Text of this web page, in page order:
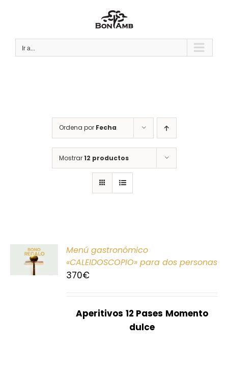
Ir a...
Ordena por Fecha
Mostrar12 productos
Menú gastronómico
«CALEIDOSCOPIO» para dos personas
370€
Aperitivos 12 Pases Momento
dulce